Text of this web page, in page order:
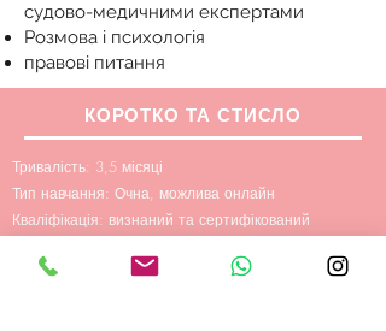
судово-медичними експертами
Розмова і психологія
правові питання
КОРОТКО ТА СТИСЛО
Тривалість: 3,5 місяці
Тип навчання: Очна, можлива онлайн
Кваліфікація: визнаний та сертифікований
Фінансування:
ваучер на навчання, госпрозрахунки